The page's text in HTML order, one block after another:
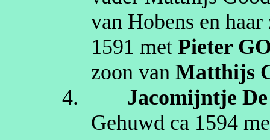
van Hobens en
1591 metPieter
zoon vanMatthijs
4.
Jacomijntje
Gehuwd ca 1594